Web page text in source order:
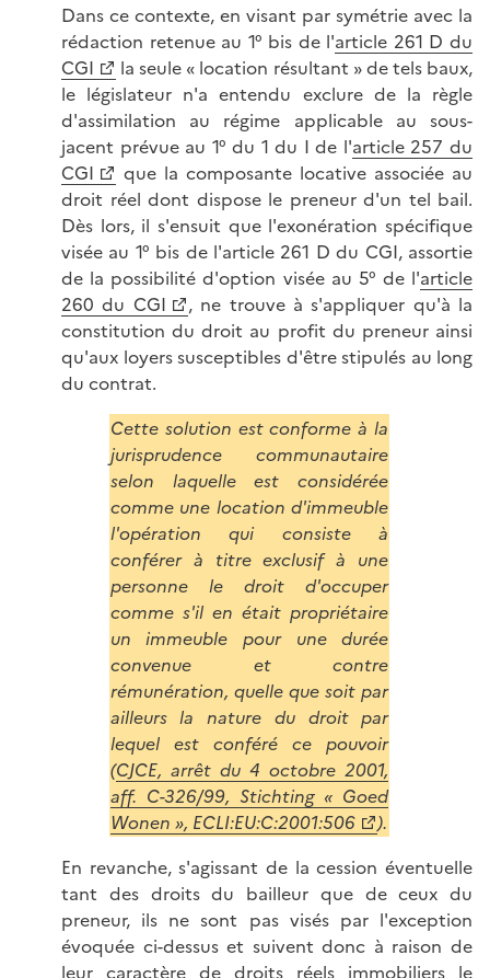
Dans ce contexte, en visant par symétrie avec la
rédaction retenue au 1° bis de l'article 261 D du
CGI
la seule « location résultant » de tels baux,
le législateur n'a entendu exclure de la règle
d'assimilation au régime applicable au sous-
jacent prévue au 1° du 1 du I de l'article 257 du
CGI
que la composante locative associée au
droit réel dont dispose le preneur d'un tel bail.
Dès lors, il s'ensuit que l'exonération spécifique
visée au 1° bis de l'article 261 D du CGI, assortie
de la possibilité d'option visée au 5° de l'article
260 du CGI
, ne trouve à s'appliquer qu'à la
constitution du droit au profit du preneur ainsi
qu'aux loyers susceptibles d'être stipulés au long
du contrat.
Cette solution est conforme à la
jurisprudence communautaire
selon laquelle est considérée
comme une location d'immeuble
l'opération qui consiste à
conférer à titre exclusif à une
personne le droit d'occuper
comme s'il en était propriétaire
un immeuble pour une durée
convenue et contre
rémunération, quelle que soit par
ailleurs la nature du droit par
lequel est conféré ce pouvoir
(CJCE, arrêt du 4 octobre 2001,
aff. C-326/99, Stichting « Goed
Wonen », ECLI:EU:C:2001:506
).
En revanche, s'agissant de la cession éventuelle
tant des droits du bailleur que de ceux du
preneur, ils ne sont pas visés par l'exception
évoquée ci-dessus et suivent donc à raison de
leur caractère de droits réels immobiliers le